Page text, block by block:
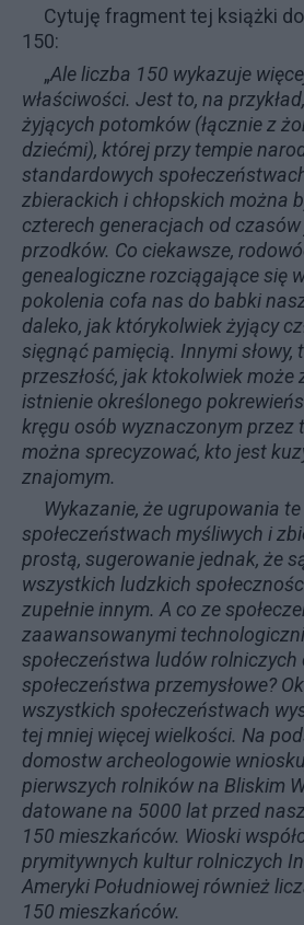
Cytuję fragment tej książki
150:
„Ale liczba 150 wykazuje
właściwości. Jest to, na
żyjących potomków (łącznie z
dziećmi), której przy tempie
standardowych
zbierackich i chłopskich można
czterech generacjach od
przodków. Co ciekawsze,
genealogiczne rozciągające się
pokolenia cofa nas do babki
daleko, jak którykolwiek żyjący
sięgnąć pamięcią. Innymi słowy,
przeszłość, jak ktokolwiek może
istnienie określonego
kręgu osób wyznaczonym przez
można sprecyzować, kto jest
znajomym.
Wykazanie, że ugrupowania
społeczeństwach myśliwych i
prostą, sugerowanie jednak, że
wszystkich ludzkich
zupełnie innym. A co ze
zaawansowanymi
społeczeństwa ludów rolniczych
społeczeństwa przemysłowe?
wszystkich społeczeństwach
tej mniej więcej wielkości. Na
domostw archeologowie
pierwszych rolników na Bliskim
datowane na 5000 lat przed
150 mieszkańców. Wioski
prymitywnych kultur rolniczych
Ameryki Południowej również
150 mieszkańców.